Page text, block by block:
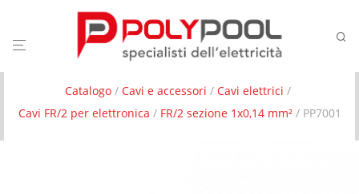
Catalogo / Cavi e accessori / Cavi elettrici /
Cavi FR/2 per elettronica / FR/2 sezione 1x0,14 mm²/ PP7001